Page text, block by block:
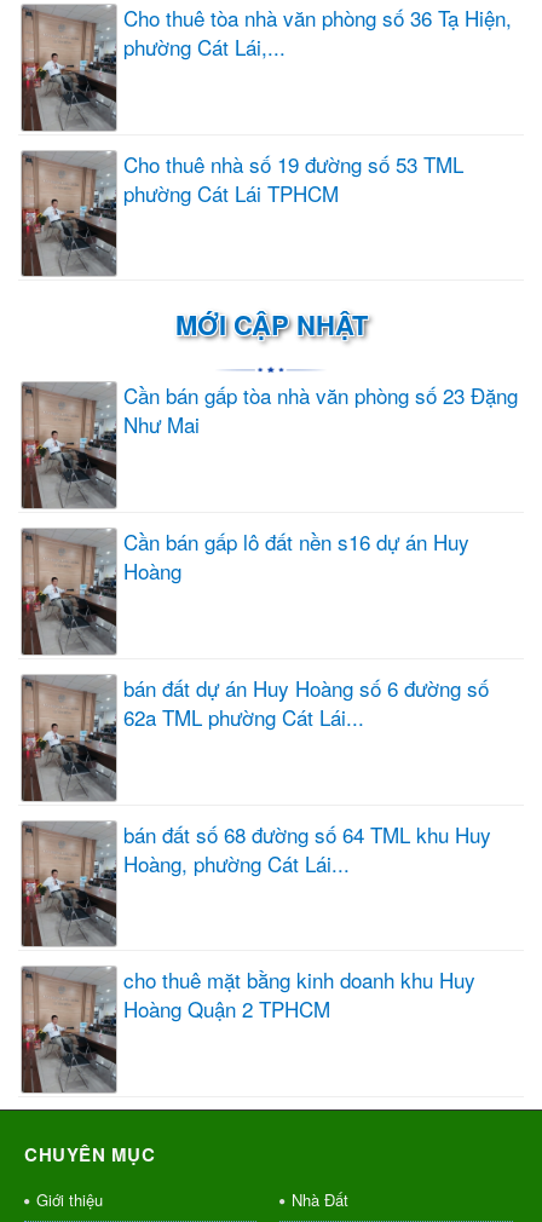
Cho thuê tòa nhà văn phòng số 36 Tạ Hiện,
phường Cát Lái,...
Cho thuê nhà số 19 đường số 53 TML
phường Cát Lái TPHCM
MỚI CẬP NHẬT
Cần bán gấp tòa nhà văn phòng số 23 Đặng
Như Mai
Cần bán gấp lô đất nền s16 dự án Huy
Hoàng
bán đất dự án Huy Hoàng số 6 đường số
62a TML phường Cát Lái...
bán đất số 68 đường số 64 TML khu Huy
Hoàng, phường Cát Lái...
cho thuê mặt bằng kinh doanh khu Huy
Hoàng Quận 2 TPHCM
CHUYÊN MỤC
Giới thiệu
Nhà Đất